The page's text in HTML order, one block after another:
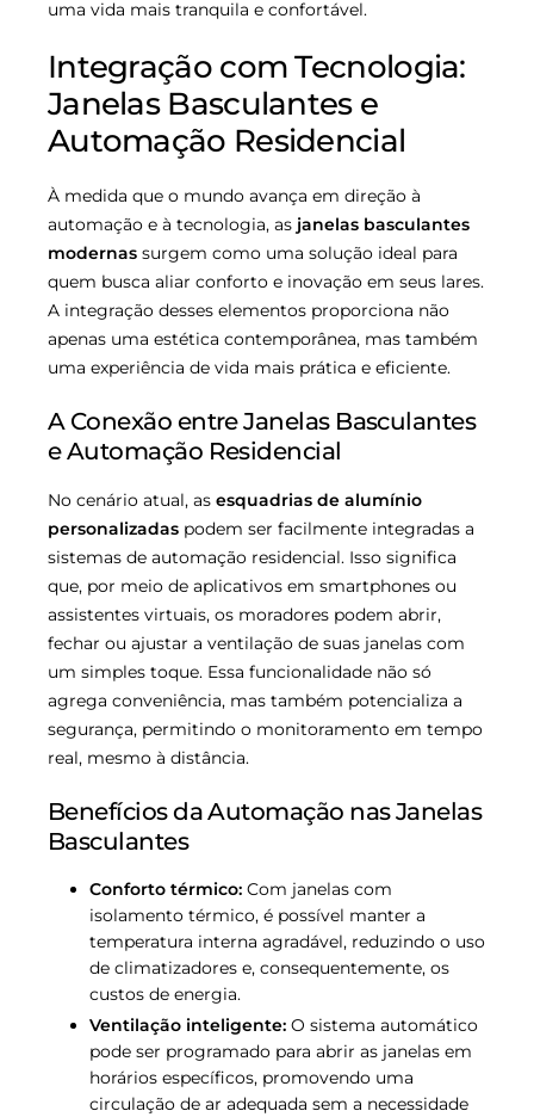
uma vida mais tranquila e confortável.
Integração com Tecnologia:
Janelas Basculantes e
Automação Residencial
À medida que o mundo avança em direção à
automação e à tecnologia, as janelas basculantes
modernas surgem como uma solução ideal para
quem busca aliar conforto e inovação em seus lares.
A integração desses elementos proporciona não
apenas uma estética contemporânea, mas também
uma experiência de vida mais prática e eficiente.
A Conexão entre Janelas Basculantes
e Automação Residencial
No cenário atual, as esquadrias de alumínio
personalizadas podem ser facilmente integradas a
sistemas de automação residencial. Isso significa
que, por meio de aplicativos em smartphones ou
assistentes virtuais, os moradores podem abrir,
fechar ou ajustar a ventilação de suas janelas com
um simples toque. Essa funcionalidade não só
agrega conveniência, mas também potencializa a
segurança, permitindo o monitoramento em tempo
real, mesmo à distância.
Benefícios da Automação nas Janelas
Basculantes
Conforto térmico: Com janelas com
isolamento térmico, é possível manter a
temperatura interna agradável, reduzindo o uso
de climatizadores e, consequentemente, os
custos de energia.
Ventilação inteligente: O sistema automático
pode ser programado para abrir as janelas em
horários específicos, promovendo uma
circulação de ar adequada sem a necessidade